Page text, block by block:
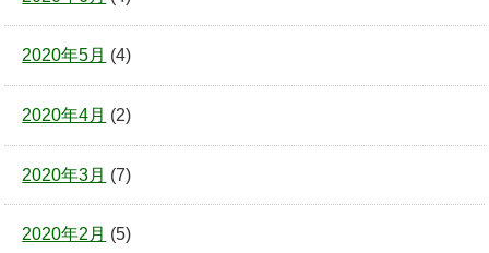
2020年5月 (4)
2020年4月 (2)
2020年3月 (7)
2020年2月 (5)